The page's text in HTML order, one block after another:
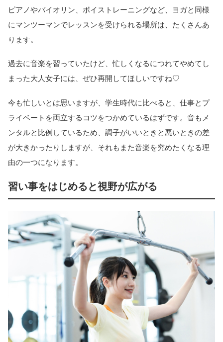
ピアノやバイオリン、ボイストレーニングなど、ヨガと同様
にマンツーマンでレッスンを受けられる場所は、たくさんあ
ります。
過去に音楽を習っていたけど、忙しくなるにつれてやめてし
まった大人女子には、ぜひ再開してほしいですね♡
今も忙しいとは思いますが、学生時代に比べると、仕事とプ
ライベートを両立するコツをつかめているはずです。音もメ
ンタルと比例しているため、調子がいいときと悪いときの差
が大きかったりしますが、それもまた音楽を究めたくなる理
由の一つになります。
習い事をはじめると視野が広がる